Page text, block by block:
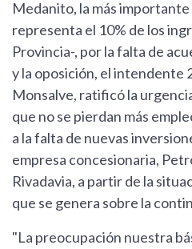
Medanito, la más importante
representa el 10% de los
Provincia-, por la falta de
y la oposición, el intendente
Monsalve, ratificó la
que no se pierdan más
a la falta de nuevas
empresa concesionaria,
Rivadavia, a partir de la
que se genera sobre la
"La preocupación nuestra